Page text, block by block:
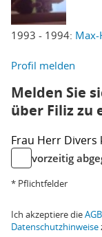
1993 - 1994: Max-
Profil melden
Melden Sie
über Filiz zu
Frau Herr Divers
vorzeitig
* Pflichtfelder
Ich akzeptiere dieAGB
Datenschutzhinweise